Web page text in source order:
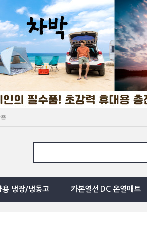
용 냉장/냉동고 카본열선 DC 온열매트